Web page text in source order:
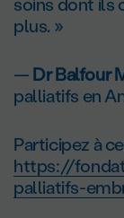
plus. »
—DrBalfour
palliatifs en
Participez à
https://
palliatifs-